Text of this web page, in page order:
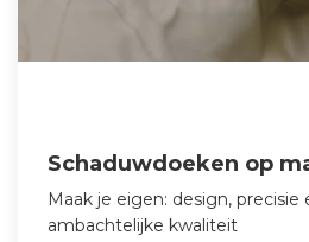
Schaduwdoeken op
Maak je eigen: design, precisie
ambachtelijke kwaliteit